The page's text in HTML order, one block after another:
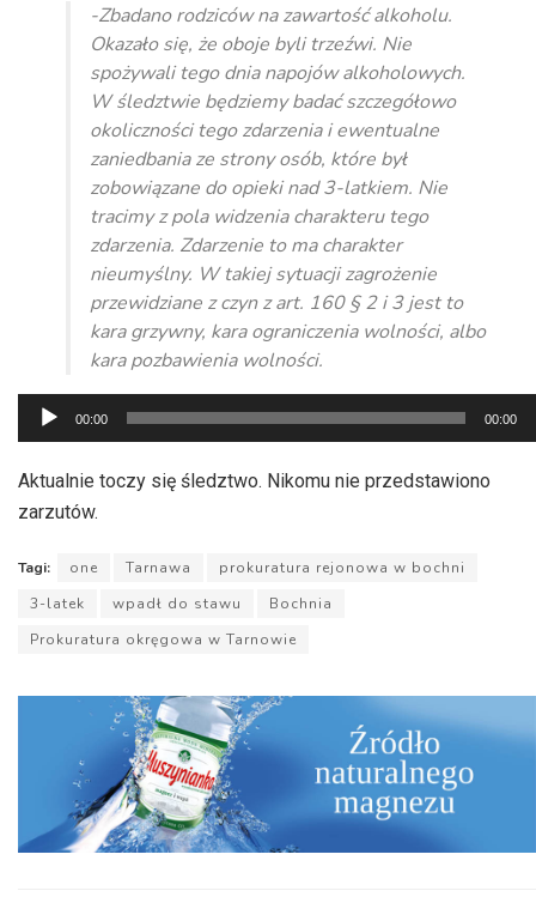
-Zbadano rodziców na zawartość alkoholu.
Okazało się, że oboje byli trzeźwi. Nie
spożywali tego dnia napojów alkoholowych.
W śledztwie będziemy badać szczegółowo
okoliczności tego zdarzenia i ewentualne
zaniedbania ze strony osób, które był
zobowiązane do opieki nad 3-latkiem. Nie
tracimy z pola widzenia charakteru tego
zdarzenia. Zdarzenie to ma charakter
nieumyślny. W takiej sytuacji zagrożenie
przewidziane z czyn z art. 160 § 2 i 3 jest to
kara grzywny, kara ograniczenia wolności, albo
kara pozbawienia wolności.
Odtwarzacz
plików
dźwiękowych
00:00 00:00
Aktualnie toczy się śledztwo. Nikomu nie przedstawiono
zarzutów.
Tagi: one Tarnawa
prokuratura rejonowa w bochni
3-latek
wpadł do stawu
Bochnia
Prokuratura okręgowa w Tarnowie